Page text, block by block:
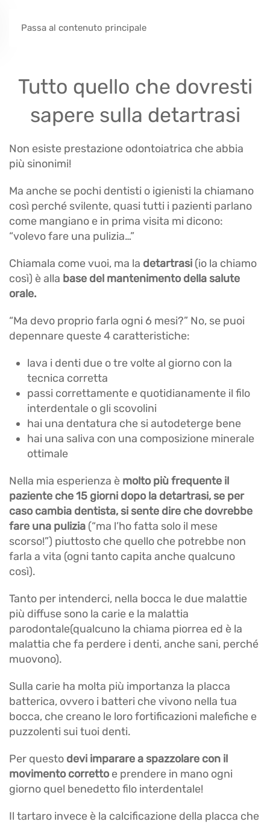
Passa al contenuto principale
Tutto quello che dovresti
sapere sulla detartrasi
Non esiste prestazione odontoiatrica che abbia
più sinonimi!
Ma anche se pochi dentisti o igienisti la chiamano
così perché svilente, quasi tutti i pazienti parlano
come mangiano e in prima visita mi dicono:
“volevo fare una pulizia…”
Chiamala come vuoi, ma la detartrasi (io la chiamo
così) è alla base del mantenimento della salute
orale.
“Ma devo proprio farla ogni 6 mesi?” No, se puoi
depennare queste 4 caratteristiche:
lava i denti due o tre volte al giorno con la
tecnica corretta
passi correttamente e quotidianamente il filo
interdentale o gli scovolini
hai una dentatura che si autodeterge bene
hai una saliva con una composizione minerale
ottimale
Nella mia esperienza è molto più frequente il
paziente che 15 giorni dopo la detartrasi, se per
caso cambia dentista, si sente dire che dovrebbe
fare una pulizia (“ma l’ho fatta solo il mese
scorso!”) piuttosto che quello che potrebbe non
farla a vita (ogni tanto capita anche qualcuno
così).
Tanto per intenderci, nella bocca le due malattie
più diffuse sono la carie e la malattia
parodontale(qualcuno la chiama piorrea ed è la
malattia che fa perdere i denti, anche sani, perché
muovono).
Sulla carie ha molta più importanza la placca
batterica, ovvero i batteri che vivono nella tua
bocca, che creano le loro fortificazioni malefiche e
puzzolenti sui tuoi denti.
Per questo devi imparare a spazzolare con il
movimento corretto e prendere in mano ogni
giorno quel benedetto filo interdentale!
Il tartaro invece è la calcificazione della placca che